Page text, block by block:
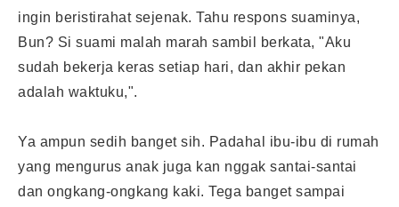
ingin beristirahat sejenak. Tahu respons suaminya,
Bun? Si suami malah marah sambil berkata, "Aku
sudah bekerja keras setiap hari, dan akhir pekan
adalah waktuku,".
Ya ampun sedih banget sih. Padahal ibu-ibu di rumah
yang mengurus anak juga kan nggak santai-santai
dan ongkang-ongkang kaki. Tega banget sampai